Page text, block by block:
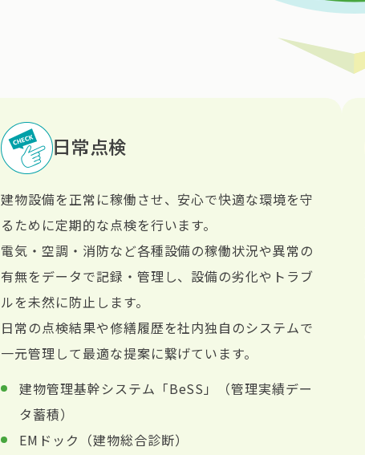
日常点検
建物設備を正常に稼働させ、安心で快適な環境を守
るために定期的な点検を行います。
電気・空調・消防など各種設備の稼働状況や異常の
有無をデータで記録・管理し、設備の劣化やトラブ
ルを未然に防止します。
日常の点検結果や修繕履歴を社内独自のシステムで
一元管理して最適な提案に繋げています。
建物管理基幹システム「BeSS」（管理実績デー
タ蓄積）
EMドック（建物総合診断）